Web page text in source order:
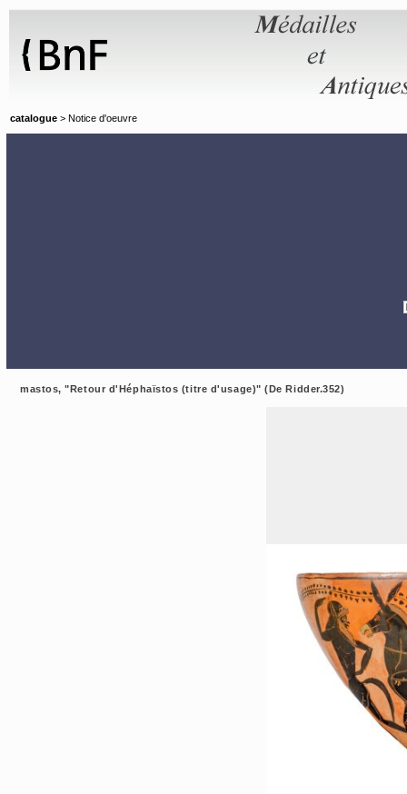
catalogue > Notice d'oeuvre
mastos, "Retour d'Héphaïstos (titre d'usage)" (De Ridder.352)